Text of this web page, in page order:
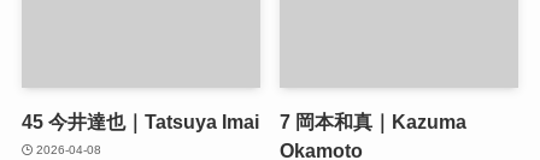
45今井達也｜Tatsuya Imai
2026-04-08
7 岡本和真｜Kazuma
Okamoto